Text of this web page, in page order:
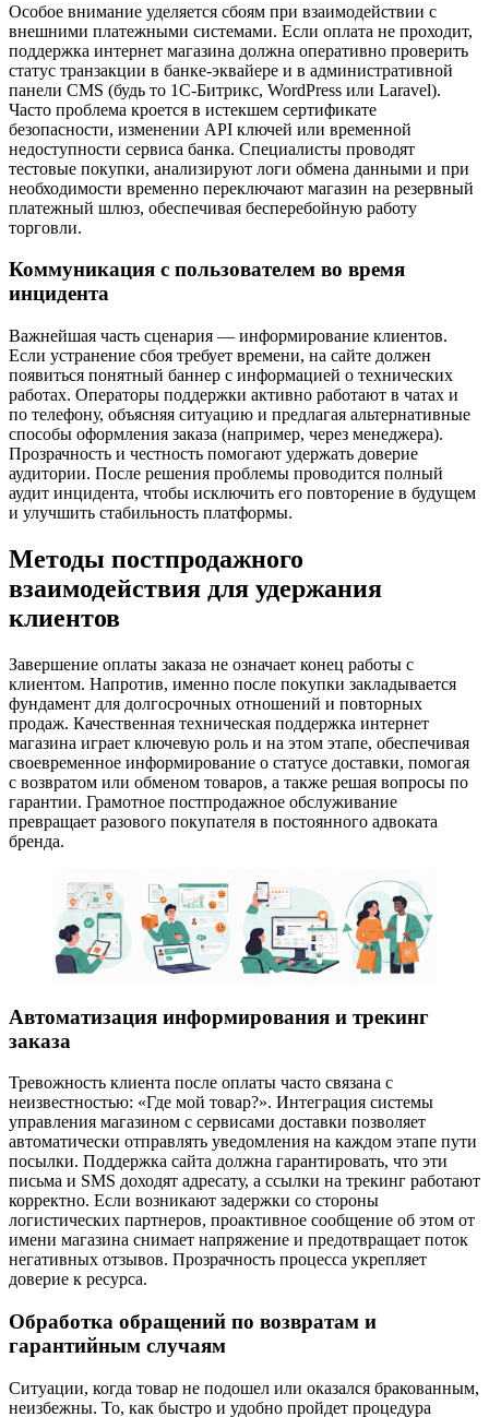
Особое внимание уделяется сбоям при взаимодействии с
внешними платежными системами. Если оплата не проходит,
поддержка интернет магазина должна оперативно проверить
статус транзакции в банке-эквайере и в административной
панели CMS (будь то 1С-Битрикс, WordPress или Laravel).
Часто проблема кроется в истекшем сертификате
безопасности, изменении API ключей или временной
недоступности сервиса банка. Специалисты проводят
тестовые покупки, анализируют логи обмена данными и при
необходимости временно переключают магазин на резервный
платежный шлюз, обеспечивая бесперебойную работу
торговли.
Коммуникация с пользователем во время
инцидента
Важнейшая часть сценария — информирование клиентов.
Если устранение сбоя требует времени, на сайте должен
появиться понятный баннер с информацией о технических
работах. Операторы поддержки активно работают в чатах и
по телефону, объясняя ситуацию и предлагая альтернативные
способы оформления заказа (например, через менеджера).
Прозрачность и честность помогают удержать доверие
аудитории. После решения проблемы проводится полный
аудит инцидента, чтобы исключить его повторение в будущем
и улучшить стабильность платформы.
Методы постпродажного
взаимодействия для удержания
клиентов
Завершение оплаты заказа не означает конец работы с
клиентом. Напротив, именно после покупки закладывается
фундамент для долгосрочных отношений и повторных
продаж. Качественная техническая поддержка интернет
магазина играет ключевую роль и на этом этапе, обеспечивая
своевременное информирование о статусе доставки, помогая
с возвратом или обменом товаров, а также решая вопросы по
гарантии. Грамотное постпродажное обслуживание
превращает разового покупателя в постоянного адвоката
бренда.
Автоматизация информирования и трекинг
заказа
Тревожность клиента после оплаты часто связана с
неизвестностью: «Где мой товар?». Интеграция системы
управления магазином с сервисами доставки позволяет
автоматически отправлять уведомления на каждом этапе пути
посылки. Поддержка сайта должна гарантировать, что эти
письма и SMS доходят адресату, а ссылки на трекинг работают
корректно. Если возникают задержки со стороны
логистических партнеров, проактивное сообщение об этом от
имени магазина снимает напряжение и предотвращает поток
негативных отзывов. Прозрачность процесса укрепляет
доверие к ресурса.
Обработка обращений по возвратам и
гарантийным случаям
Ситуации, когда товар не подошел или оказался бракованным,
неизбежны. То, как быстро и удобно пройдет процедура